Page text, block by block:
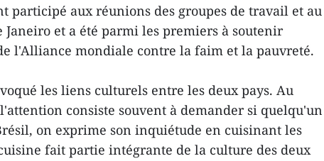
participé aux réunions des groupes de travail et au
Janeiro et a été parmi les premiers à soutenir
l'Alliance mondiale contre la faim et la pauvreté.
les liens culturels entre les deux pays. Au
consiste souvent à demander si quelqu'un
on exprime son inquiétude en cuisinant les
fait partie intégrante de la culture des deux